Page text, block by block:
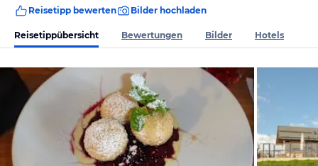
Reisetipp bewerten Bilder hochladen
Reisetippübersicht Bewertungen Bilder Hotels